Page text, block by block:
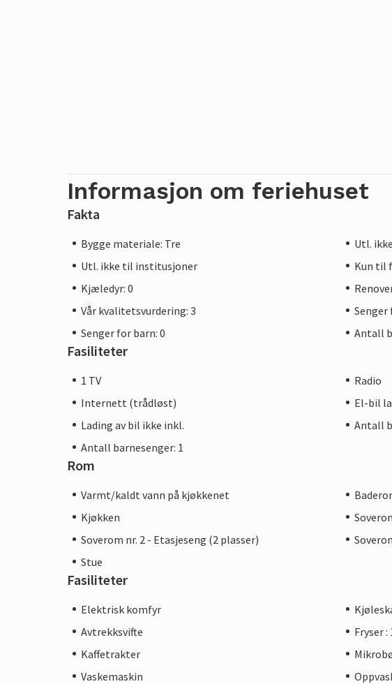
Informasjon om feriehuset
Fakta
Bygge materiale: Tre
Utl.
Utl. ikke til institusjoner
Kun til
Kjæledyr: 0
Vår kvalitetsvurdering: 3
Senger
Senger for barn: 0
Antall
Fasiliteter
1 TV
Radio
Internett (trådløst)
El-bil
Lading av bil ikke inkl.
Antall
Antall barnesenger: 1
Rom
Varmt/kaldt vann på kjøkkenet
Kjøkken
Soverom nr. 2 - Etasjeseng (2 plasser)
Stue
Fasiliteter
Elektrisk komfyr
Avtrekksvifte
Fryser
Kaffetrakter
Vaskemaskin